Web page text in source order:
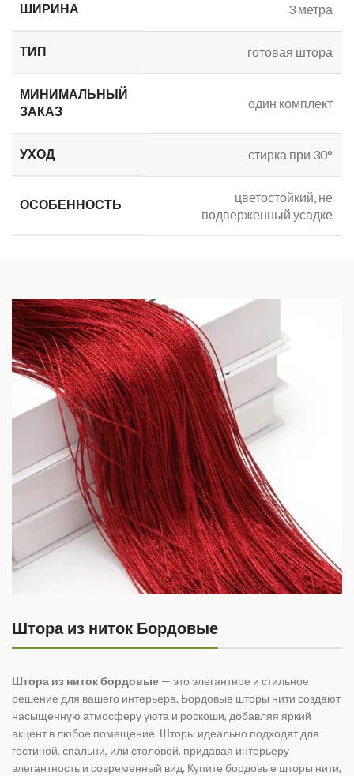
ШИРИНА 3 метра
ТИП готовая штора
МИНИМАЛЬНЫЙ
ЗАКАЗ
один комплект
УХОД стирка при 30°
ОСОБЕННОСТЬ
цветостойкий, не
подверженный усадке
Штора из ниток Бордовые
Штора из ниток бордовые — это элегантное и стильное
решение для вашего интерьера. Бордовые шторы нити создают
насыщенную атмосферу уюта и роскоши, добавляя яркий
акцент в любое помещение. Шторы идеально подходят для
гостиной, спальни, или столовой, придавая интерьеру
элегантность и современный вид. Купите бордовые шторы нити,